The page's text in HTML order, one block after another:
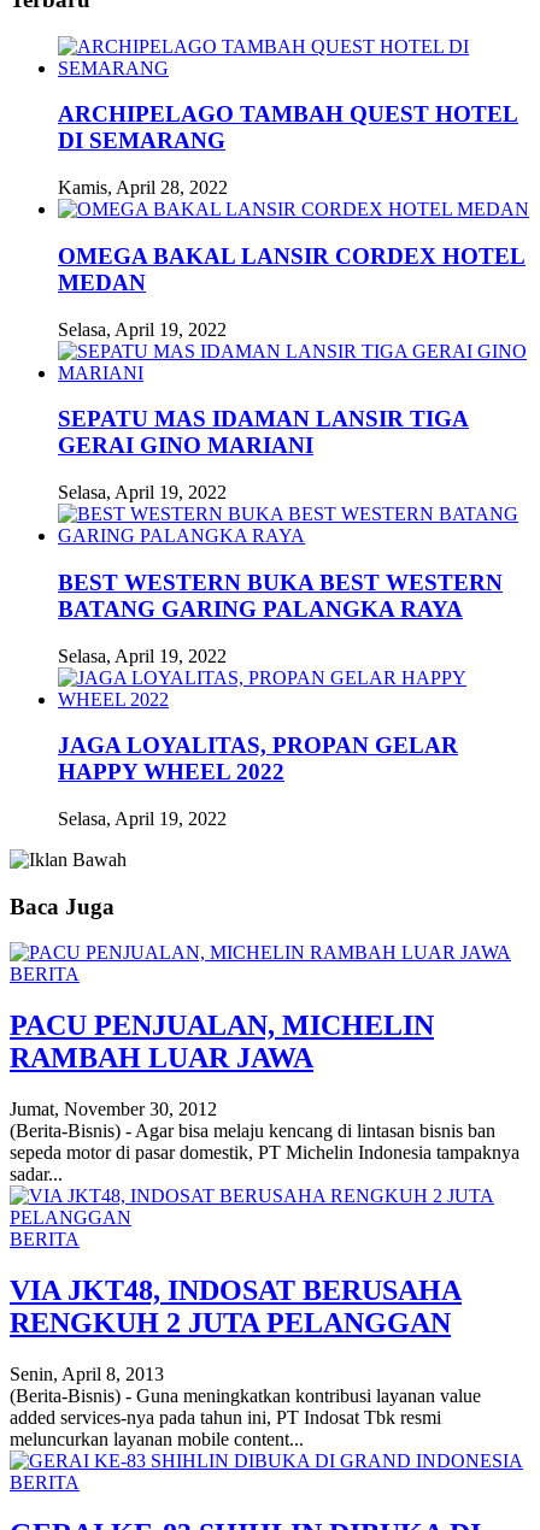
ARCHIPELAGO TAMBAH QUEST HOTEL
DI SEMARANG
Kamis, April 28, 2022
OMEGA BAKAL LANSIR CORDEX HOTEL
MEDAN
Selasa, April 19, 2022
SEPATU MAS IDAMAN LANSIR TIGA
GERAI GINO MARIANI
Selasa, April 19, 2022
BEST WESTERN BUKA BEST WESTERN
BATANG GARING PALANGKA RAYA
Selasa, April 19, 2022
JAGA LOYALITAS, PROPAN GELAR
HAPPY WHEEL 2022
Selasa, April 19, 2022
Baca Juga
BERITA
PACU PENJUALAN, MICHELIN
RAMBAH LUAR JAWA
Jumat, November 30, 2012
(Berita-Bisnis) - Agar bisa melaju kencang di lintasan bisnis ban
sepeda motor di pasar domestik, PT Michelin Indonesia tampaknya
sadar...
BERITA
VIA JKT48, INDOSAT BERUSAHA
RENGKUH 2 JUTA PELANGGAN
Senin, April 8, 2013
(Berita-Bisnis) - Guna meningkatkan kontribusi layanan value
added services-nya pada tahun ini, PT Indosat Tbk resmi
meluncurkan layanan mobile content...
BERITA